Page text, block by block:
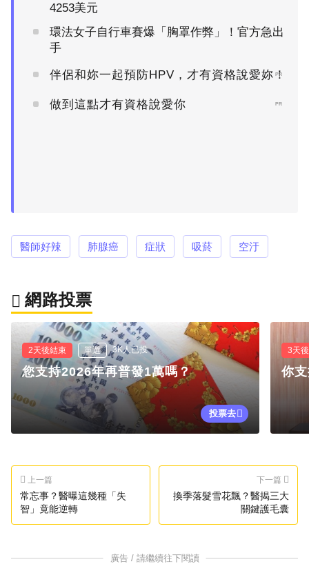
4253美元
環法女子自行車賽爆「胸罩作弊」！官方急出
手
伴侶和妳一起預防HPV，才有資格說愛妳！
PR
做到這點才有資格說愛你 PR
醫師好辣 肺腺癌 症狀 吸菸 空汙
網路投票
2天後結束 單選 3K人已投
您支持2026年再普發1萬嗎？
投票去
3天
你
上一篇
常忘事？醫曝這幾種「失
智」竟能逆轉
下一篇
換季落髮雪花飄？醫揭三大
關鍵護毛囊
廣告 / 請繼續往下閱讀